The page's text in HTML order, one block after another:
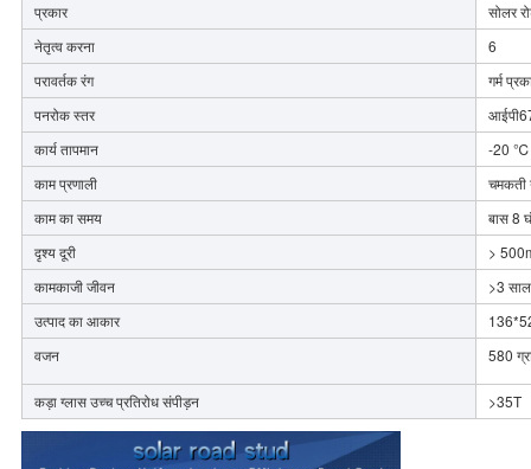
प्रकार
सोलर
नेतृत्व करना
6
परावर्तक रंग
गर्म
पनरोक स्तर
कार्य तापमान
-20
काम प्रणाली
चमकती
काम का समय
बास 8
दृश्य दूरी
>
कामकाजी जीवन
>3 साल
उत्पाद का आकार
वजन
580
कड़ा ग्लास उच्च प्रतिरोध संपीड़न >35T